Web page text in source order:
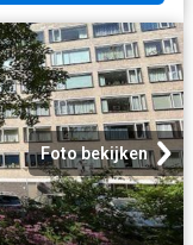
Foto bekijken